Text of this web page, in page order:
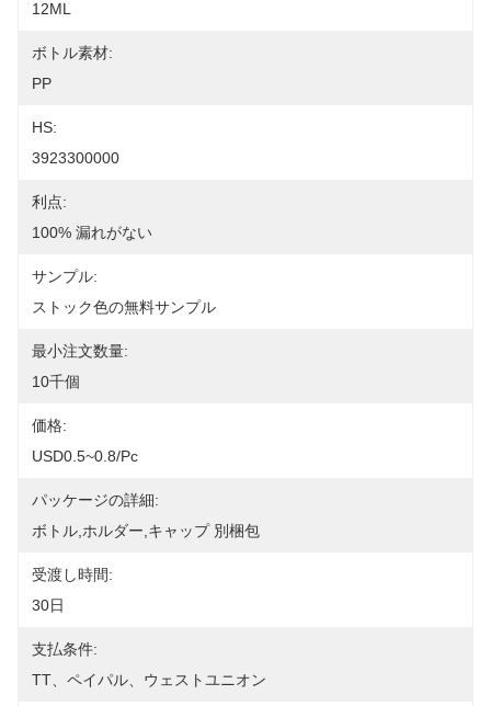
12ML
ボトル素材:
PP
HS:
3923300000
利点:
100% 漏れがない
サンプル:
ストック色の無料サンプル
最小注文数量:
10千個
価格:
USD0.5~0.8/pc
パッケージの詳細:
ボトル,ホルダー,キャップ 別梱包
受渡し時間:
30日
支払条件:
TT、ペイパル、ウェストユニオン